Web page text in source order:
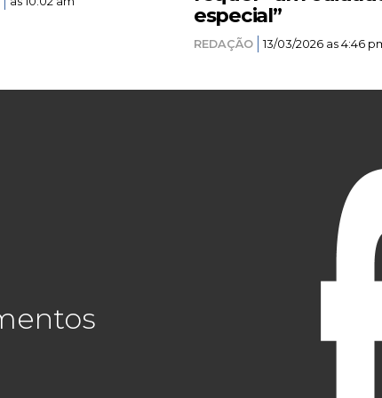
especial”
REDAÇÃO 13/03/2026 as 4:46